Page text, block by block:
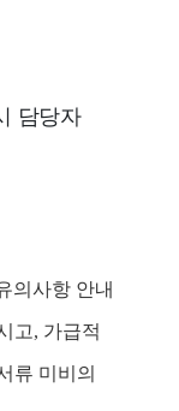
담당자
의사항 안내
고, 가급적
류 미비의